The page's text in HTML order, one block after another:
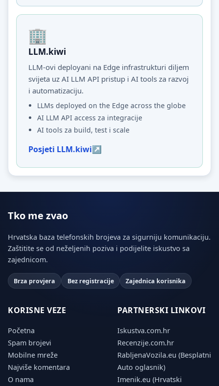
LLM.kiwi
LLM-ovi deployani na Edge infrastrukturi diljem
svijeta uz AI LLM API pristup i AI tools za razvoj
i automatizaciju.
LLMs deployed on the Edge across the globe
AI LLM API access za integracije
AI tools za build, test i scale
Posjeti LLM.kiwi
Tko me zvao
Hrvatska baza telefonskih brojeva za sigurniju komunikaciju.
Zaštitite se od neželjenih poziva i podijelite iskustvo sa
zajednicom.
Brza provjera Bez registracije Zajednica korisnika
KORISNE VEZE
Početna
Spam brojevi
Mobilne mreže
Najviše komentara
O nama
PARTNERSKI LINKOVI
Iskustva.com.hr
Recenzije.com.hr
RabljenaVozila.eu (Besplatni
Auto oglasnik)
Imenik.eu (Hrvatski